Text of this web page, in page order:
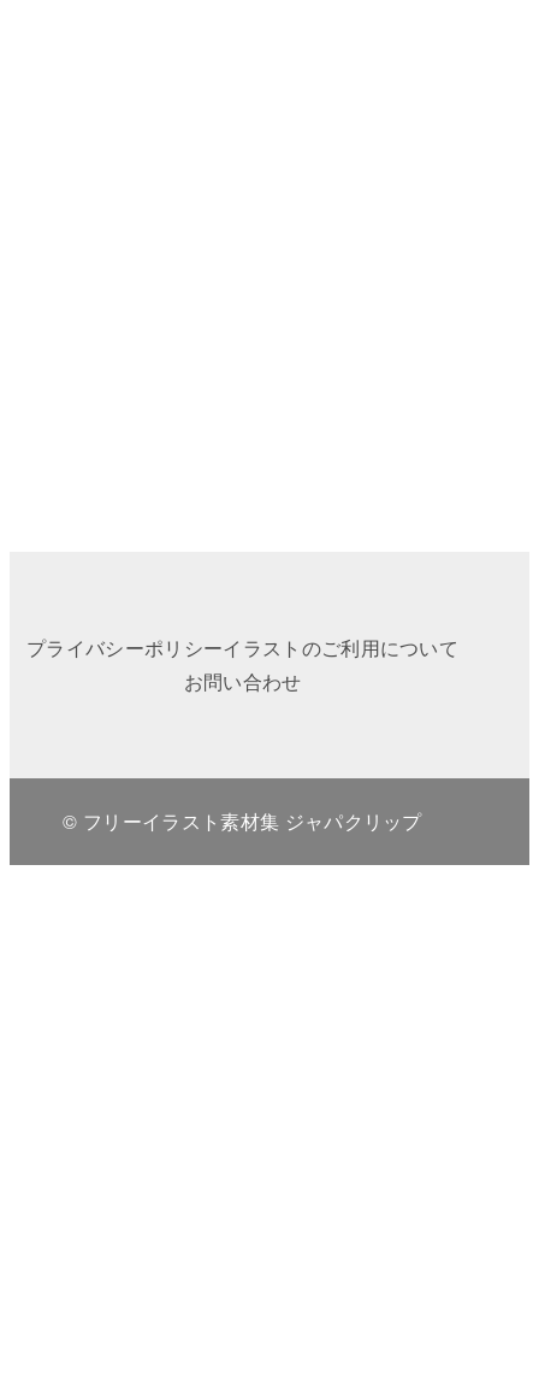
プライバシーポリシーイラストのご利用について
お問い合わせ
© フリーイラスト素材集 ジャパクリップ